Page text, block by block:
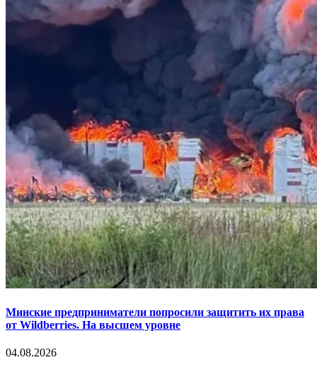
Минские предприниматели попросили защитить их права
от Wildberries. На высшем уровне
04.08.2026